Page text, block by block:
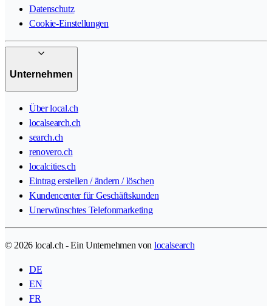
Datenschutz
Cookie-Einstellungen
Unternehmen
Über local.ch
localsearch.ch
search.ch
renovero.ch
localcities.ch
Eintrag erstellen / ändern / löschen
Kundencenter für Geschäftskunden
Unerwünschtes Telefonmarketing
© 2026 local.ch - Ein Unternehmen von localsearch
DE
EN
FR